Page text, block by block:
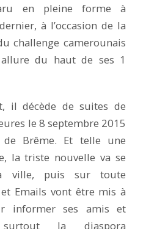
en pleine forme à
à l’occasion de la
challenge camerounais
du haut de ses 1
il décède de suites de
le 8 septembre 2015
Brême. Et telle une
la triste nouvelle va se
ville, puis sur toute
et Emails vont être mis à
informer ses amis et
surtout la diaspora